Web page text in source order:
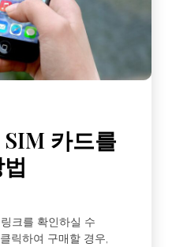
카드를
크를 확인하실 수
릭하여 구매할 경우,